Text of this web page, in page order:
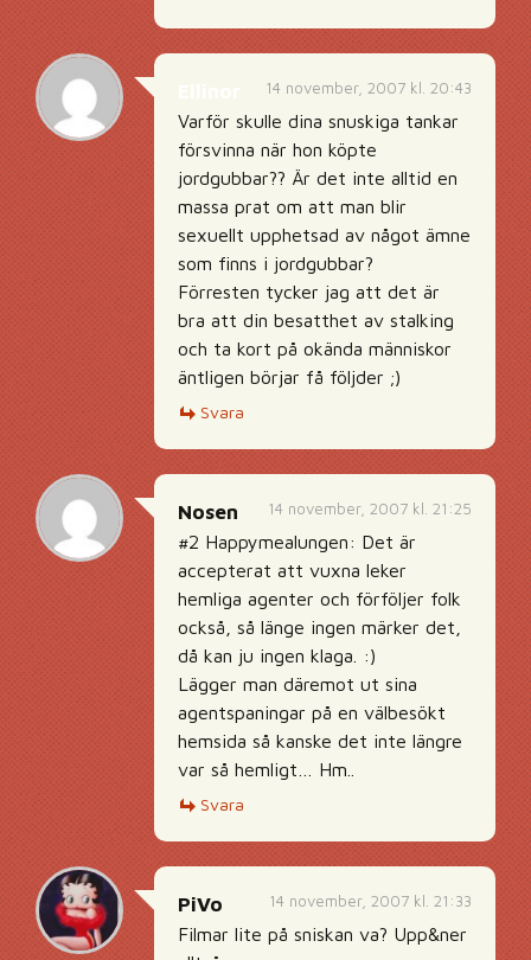
14 november, 2007 kl. 20:43
Varför skulle dina snuskiga tankar
försvinna när hon köpte
jordgubbar?? Är det inte alltid en
massa prat om att man blir
sexuellt upphetsad av något ämne
som finns i jordgubbar?
Förresten tycker jag att det är
bra att din besatthet av stalking
och ta kort på okända människor
äntligen börjar få följder ;)
Svara
14 november, 2007 kl. 21:25
Nosen
#2 Happymealungen: Det är
accepterat att vuxna leker
hemliga agenter och förföljer folk
också, så länge ingen märker det,
då kan ju ingen klaga. :)
Lägger man däremot ut sina
agentspaningar på en välbesökt
hemsida så kanske det inte längre
var så hemligt… Hm..
Svara
14 november, 2007 kl. 21:33
PiVo
Filmar lite på sniskan va? Upp&ner